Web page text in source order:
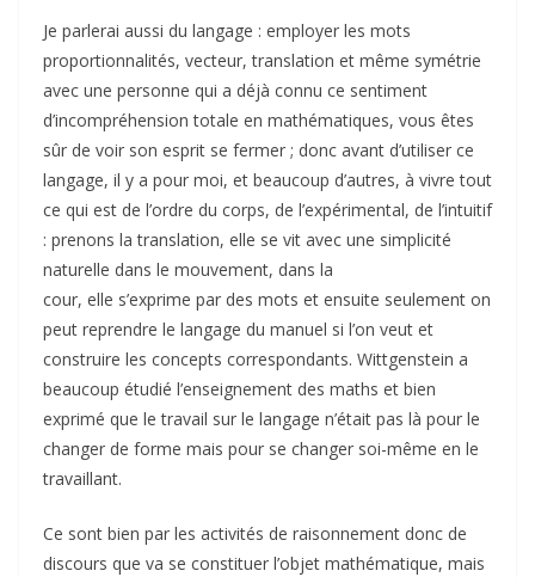
Je parlerai aussi du langage : employer les mots
proportionnalités, vecteur, translation et même symétrie
avec une personne qui a déjà connu ce sentiment
d’incompréhension totale en mathématiques, vous êtes
sûr de voir son esprit se fermer ; donc avant d’utiliser ce
langage, il y a pour moi, et beaucoup d’autres, à vivre tout
ce qui est de l’ordre du corps, de l’expérimental, de l’intuitif
: prenons la translation, elle se vit avec une simplicité
naturelle dans le mouvement, dans la
cour, elle s’exprime par des mots et ensuite seulement on
peut reprendre le langage du manuel si l’on veut et
construire les concepts correspondants. Wittgenstein a
beaucoup étudié l’enseignement des maths et bien
exprimé que le travail sur le langage n’était pas là pour le
changer de forme mais pour se changer soi-même en le
travaillant.
Ce sont bien par les activités de raisonnement donc de
discours que va se constituer l’objet mathématique, mais